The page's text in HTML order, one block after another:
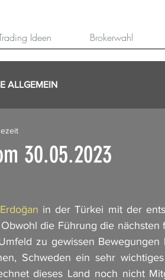
Ideen Brokerwahl
ALLGEMEIN
30.05.2023
Erdoğan in der Türkei mit der
die Führung die nächsten
zu gewissen Bewegungen
Schweden ein sehr
dieses Land noch nicht